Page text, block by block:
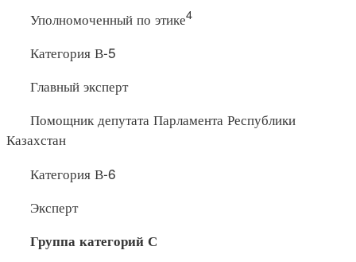
Уполномоченный по этике4
Категория В-5
Главный эксперт
Помощник депутата Парламента Республики
Казахстан
Категория В-6
Эксперт
Группа категорий С